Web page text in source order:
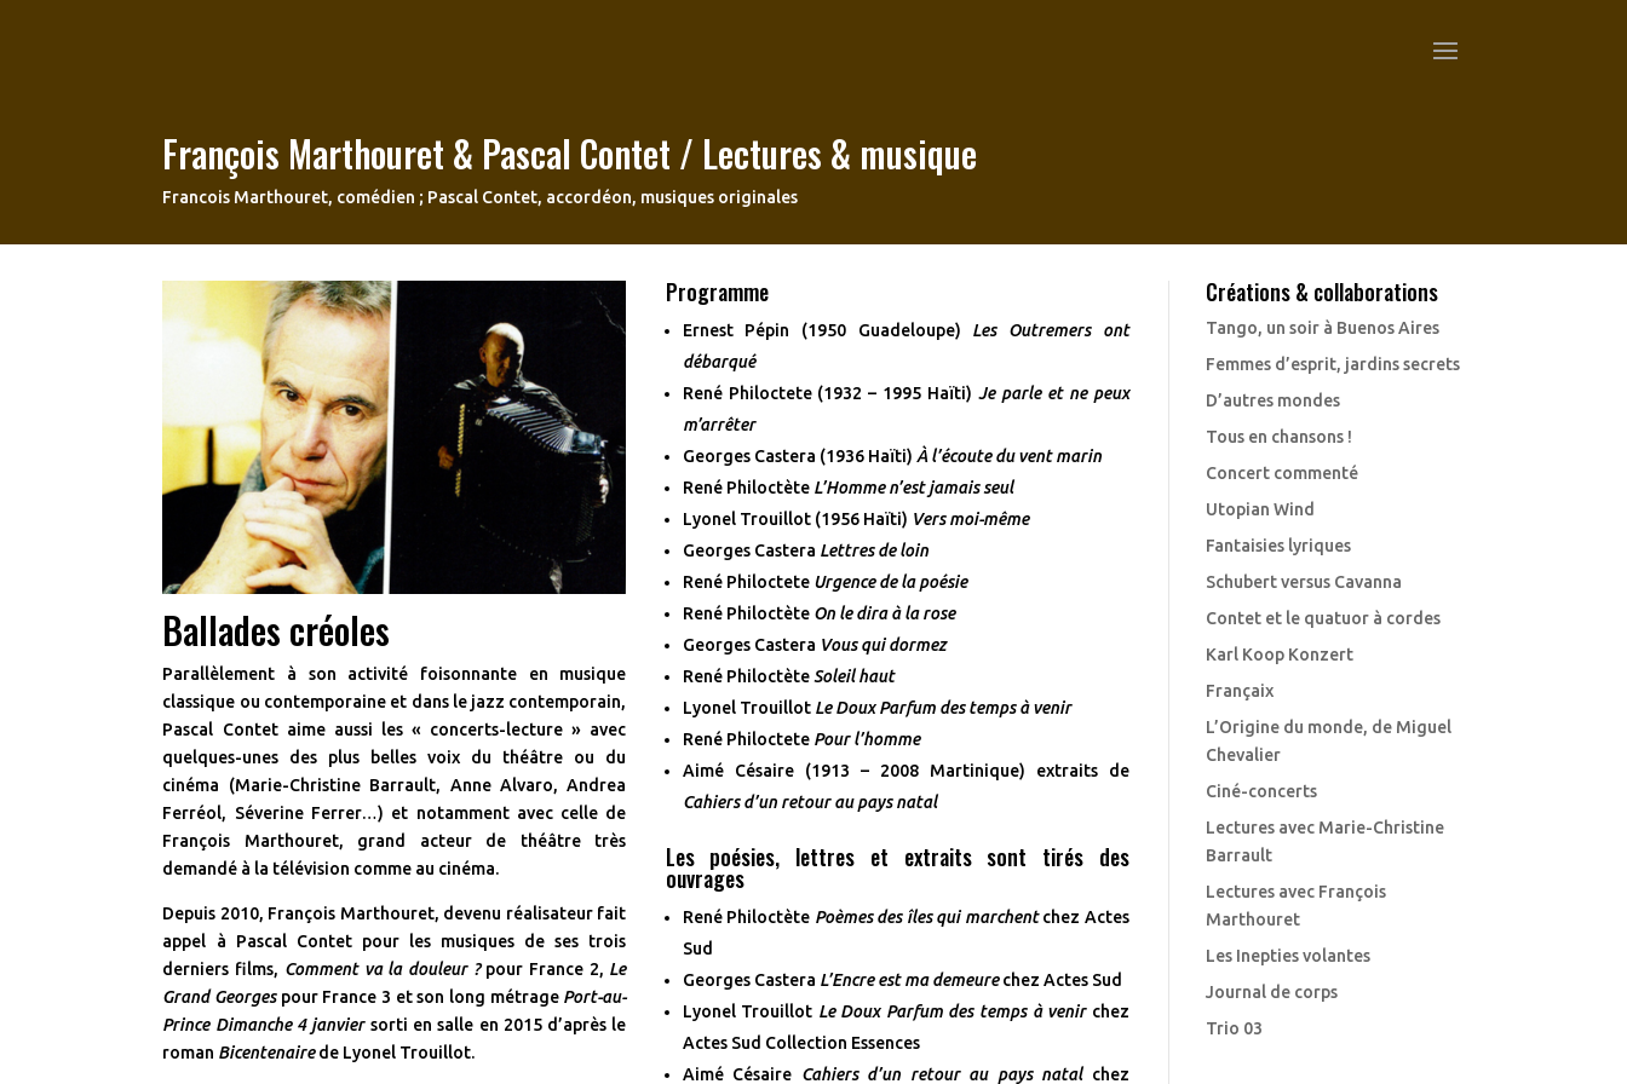
François Marthouret & Pascal Contet / Lectures & musique
Francois Marthouret, comédien ; Pascal Contet, accordéon, musiques originales
Ballades créoles
Parallèlement à son activité foisonnante en musique
classique ou contemporaine et dans le jazz contemporain,
Pascal Contet aime aussi les « concerts-lecture » avec
quelques-unes des plus belles voix du théâtre ou du
cinéma (Marie-Christine Barrault, Anne Alvaro, Andrea
Ferréol, Séverine Ferrer…) et notamment avec celle de
François Marthouret, grand acteur de théâtre très
demandé à la télévision comme au cinéma.
Depuis 2010, François Marthouret, devenu réalisateur fait
appel à Pascal Contet pour les musiques de ses trois
derniers films, Comment va la douleur ?pour France 2, Le
Grand Georgespour France 3 et son long métrage Port-au-
Prince Dimanche 4 janviersorti en salle en 2015 d’après le
roman Bicentenairede Lyonel Trouillot.
Programme
Ernest Pépin (1950 Guadeloupe) Les Outremers ont
débarqué
René Philoctete (1932 – 1995 Haïti)Je parle et ne peux
m’arrêter
Georges Castera (1936 Haïti) À l’écoute du vent marin
René Philoctète L’Homme n’est jamais seul
Lyonel Trouillot (1956 Haïti) Vers moi-même
Georges Castera Lettres de loin
René Philoctete Urgence de la poésie
René Philoctète On le dira à la rose
Georges Castera Vous qui dormez
René PhiloctèteSoleil haut
Lyonel Trouillot Le Doux Parfum des temps à venir
René Philoctete Pour l’homme
Aimé Césaire (1913 – 2008 Martinique) extraits de
Cahiers d’un retour au pays natal
Les poésies, lettres et extraits sont tirés des
ouvrages
René Philoctète Poèmes des îles qui marchentchez Actes
Sud
Georges Castera L’Encre est ma demeurechez Actes Sud
Lyonel Trouillot Le Doux Parfum des temps à venirchez
Actes Sud Collection Essences
Aimé Césaire Cahiers d’un retour au pays natalchez
Créations & collaborations
Tango, un soir à Buenos Aires
Femmes d’esprit, jardins secrets
D’autres mondes
Tous en chansons !
Concert commenté
Utopian Wind
Fantaisies lyriques
Schubert versus Cavanna
Contet et le quatuor à cordes
Karl Koop Konzert
Françaix
L’Origine du monde, de Miguel
Chevalier
Ciné-concerts
Lectures avec Marie-Christine
Barrault
Lectures avec François
Marthouret
Les Inepties volantes
Journal de corps
Trio 03